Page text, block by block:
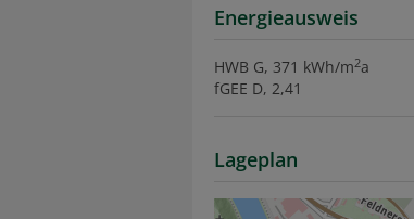
Energieausweis
HWB G, 371 kWh/m2a
fGEE D, 2,41
Lageplan